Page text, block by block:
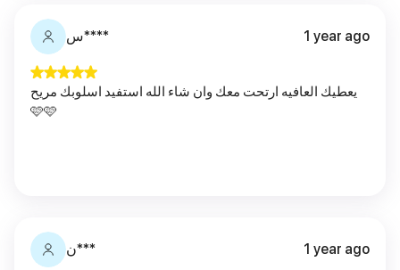
س**** 1 year ago
يعطيك العافيه ارتحت معك وان شاء الله استفيد اسلوبك مريح
🩷🩷
ن*** 1 year ago